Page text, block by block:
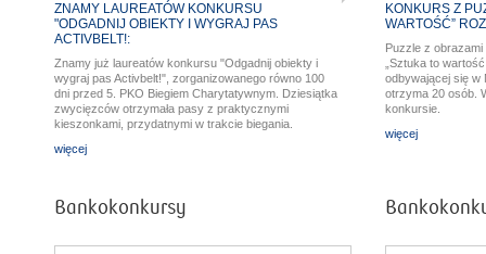
ZNAMY LAUREATÓW KONKURSU
"ODGADNIJ OBIEKTY I WYGRAJ PAS
ACTIVBELT!:
Znamy już laureatów konkursu "Odgadnij obiekty i
wygraj pas Activbelt!", zorganizowanego równo 100
dni przed 5. PKO Biegiem Charytatywnym. Dziesiątka
zwycięzców otrzymała pasy z praktycznymi
kieszonkami, przydatnymi w trakcie biegania.
więcej
KONKURS Z
WARTOŚĆ”
Puzzle z
„Sztuka to
odbywającej się w
otrzyma 20 osób.
konkursie.
więcej
Bankokonkursy